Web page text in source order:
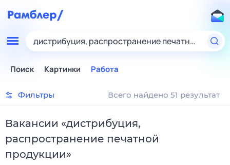
дистрибуция, распространение печатной
Поиск Картинки Работа
Фильтры Всего найдено 51 результат
Вакансии «дистрибуция,
распространение печатной
продукции»